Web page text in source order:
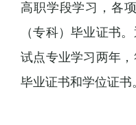
高职学段学习，各
（专科）毕业证书
试点专业学习两年
毕业证书和学位证